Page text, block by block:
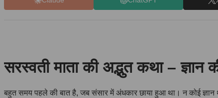
सरस्वती माता की अद्भुत कथा – ज्ञान
बहुत समय पहले की बात है, जब संसार में अंधकार छाया हुआ था। न कोई